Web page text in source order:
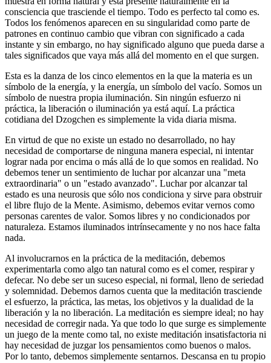
consciencia que trasciende el tiempo. Todo es perfecto tal como es.
Todos los fenómenos aparecen en su singularidad como parte de
patrones en continuo cambio que vibran con significado a cada
instante y sin embargo, no hay significado alguno que pueda darse a
tales significados que vaya más allá del momento en el que surgen.
Esta es la danza de los cinco elementos en la que la materia es un
símbolo de la energía, y la energía, un símbolo del vacío. Somos un
símbolo de nuestra propia iluminación. Sin ningún esfuerzo ni
práctica, la liberación o iluminación ya está aquí. La práctica
cotidiana del Dzogchen es simplemente la vida diaria misma.
En virtud de que no existe un estado no desarrollado, no hay
necesidad de comportarse de ninguna manera especial, ni intentar
lograr nada por encima o más allá de lo que somos en realidad. No
debemos tener un sentimiento de luchar por alcanzar una "meta
extraordinaria" o un "estado avanzado". Luchar por alcanzar tal
estado es una neurosis que sólo nos condiciona y sirve para obstruir
el libre flujo de la Mente. Asimismo, debemos evitar vernos como
personas carentes de valor. Somos libres y no condicionados por
naturaleza. Estamos iluminados intrínsecamente y no nos hace falta
nada.
Al involucrarnos en la práctica de la meditación, debemos
experimentarla como algo tan natural como es el comer, respirar y
defecar. No debe ser un suceso especial, ni formal, lleno de seriedad
y solemnidad. Debemos darnos cuenta que la meditación trasciende
el esfuerzo, la práctica, las metas, los objetivos y la dualidad de la
liberación y la no liberación. La meditación es siempre ideal; no hay
necesidad de corregir nada. Ya que todo lo que surge es simplemente
un juego de la mente como tal, no existe meditación insatisfactoria ni
hay necesidad de juzgar los pensamientos como buenos o malos.
Por lo tanto, debemos simplemente sentarnos. Descansa en tu propio